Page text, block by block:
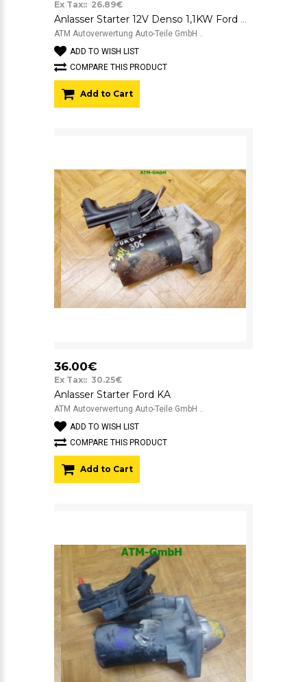
Ex Tax:: 26.89€
Anlasser Starter 12V Denso 1,1KW Ford KA 1,3L 63223538 95FB11000BD 09K38
ATM Autoverwertung Auto-Teile GmbH ..
ADD TO WISH LIST
COMPARE THIS PRODUCT
Add to Cart
36.00€
Ex Tax:: 30.25€
Anlasser Starter Ford KA
ATM Autoverwertung Auto-Teile GmbH ..
ADD TO WISH LIST
COMPARE THIS PRODUCT
Add to Cart